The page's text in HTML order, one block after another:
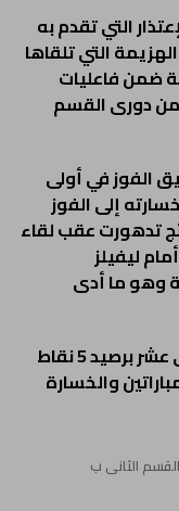
التي تقدم به
التي تلقاها
ضمن فاعليات
دورى القسم
الفوز في أولى
إلى الفوز
تدهورت عقب لقاء
ليفيلز
وهو ما أدى
ويحتل إيسترن كومبانى المركز الحادى عشر برصيد 5 نقاط
والخسارة
الثانى ب